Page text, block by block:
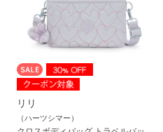
リリ
（ハーツシマー）